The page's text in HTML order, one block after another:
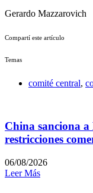
Gerardo Mazzarovich
Compartí este artículo
Temas
comité central,
China sanciona a
restricciones
06/08/2026
Leer Más